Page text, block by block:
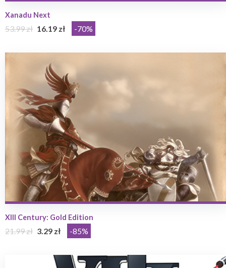
Xanadu Next
53.99 zł 16.19 zł -70%
XIII Century: Gold Edition
21.99 zł 3.29 zł -85%